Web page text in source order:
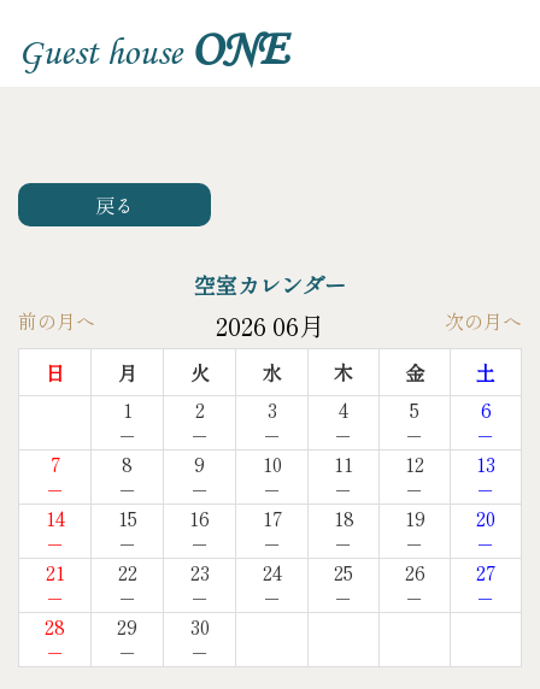
Guest house ONE
戻る
空室カレンダー
2026 06月
前の月へ
次の月へ
日
月 火 水 木 金
土
1
－
2
－
3
－
4
－
5
－
6
－
7
－
8
－
9
－
10
－
11
－
12
－
13
－
14
－
15
－
16
－
17
－
18
－
19
－
20
－
21
－
22
－
23
－
24
－
25
－
26
－
27
－
28
－
29
－
30
－